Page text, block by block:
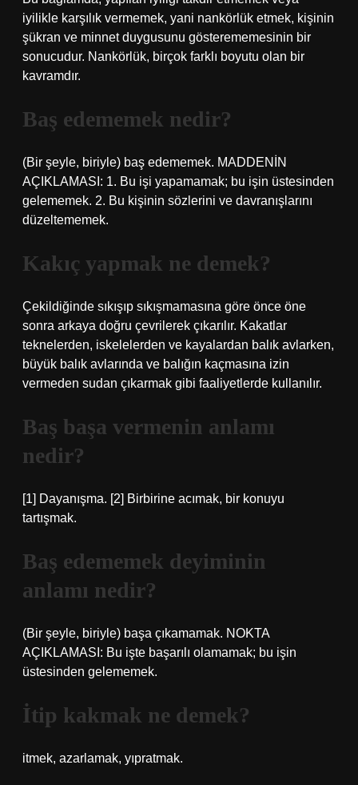
iyilikle karşılık vermemek, yani nankörlük etmek, kişinin
şükran ve minnet duygusunu gösterememesinin bir
sonucudur. Nankörlük, birçok farklı boyutu olan bir
kavramdır.
Baş edememek nedir?
(Bir şeyle, biriyle) baş edememek. MADDENİN
AÇIKLAMASI: 1. Bu işi yapamamak; bu işin üstesinden
gelememek. 2. Bu kişinin sözlerini ve davranışlarını
düzeltememek.
Kakıç yapmak ne demek?
Çekildiğinde sıkışıp sıkışmamasına göre önce öne
sonra arkaya doğru çevrilerek çıkarılır. Kakatlar
teknelerden, iskelelerden ve kayalardan balık avlarken,
büyük balık avlarında ve balığın kaçmasına izin
vermeden sudan çıkarmak gibi faaliyetlerde kullanılır.
Baş başa vermenin anlamı
nedir?
[1] Dayanışma. [2] Birbirine acımak, bir konuyu
tartışmak.
Baş edememek deyiminin
anlamı nedir?
(Bir şeyle, biriyle) başa çıkamamak. NOKTA
AÇIKLAMASI: Bu işte başarılı olamamak; bu işin
üstesinden gelememek.
İtip kakmak ne demek?
itmek, azarlamak, yıpratmak.